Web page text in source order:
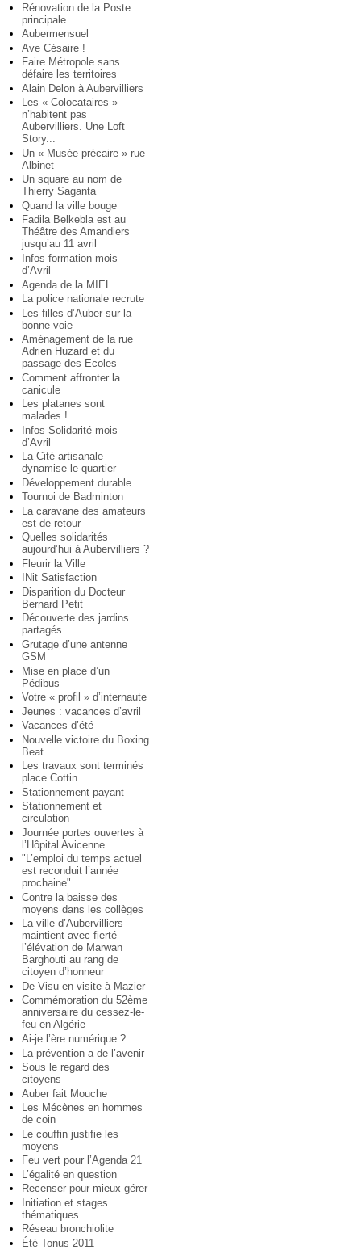
Rénovation de la Poste
principale
Aubermensuel
Ave Césaire !
Faire Métropole sans
défaire les territoires
Alain Delon à Aubervilliers
Les « Colocataires »
n’habitent pas
Aubervilliers. Une Loft
Story...
Un « Musée précaire » rue
Albinet
Un square au nom de
Thierry Saganta
Quand la ville bouge
Fadila Belkebla est au
Théâtre des Amandiers
jusqu’au 11 avril
Infos formation mois
d’Avril
Agenda de la MIEL
La police nationale recrute
Les filles d’Auber sur la
bonne voie
Aménagement de la rue
Adrien Huzard et du
passage des Ecoles
Comment affronter la
canicule
Les platanes sont
malades !
Infos Solidarité mois
d’Avril
La Cité artisanale
dynamise le quartier
Développement durable
Tournoi de Badminton
La caravane des amateurs
est de retour
Quelles solidarités
aujourd’hui à Aubervilliers ?
Fleurir la Ville
INit Satisfaction
Disparition du Docteur
Bernard Petit
Découverte des jardins
partagés
Grutage d’une antenne
GSM
Mise en place d’un
Pédibus
Votre « profil » d’internaute
Jeunes : vacances d’avril
Vacances d’été
Nouvelle victoire du Boxing
Beat
Les travaux sont terminés
place Cottin
Stationnement payant
Stationnement et
circulation
Journée portes ouvertes à
l’Hôpital Avicenne
"L’emploi du temps actuel
est reconduit l’année
prochaine"
Contre la baisse des
moyens dans les collèges
La ville d’Aubervilliers
maintient avec fierté
l’élévation de Marwan
Barghouti au rang de
citoyen d’honneur
De Visu en visite à Mazier
Commémoration du 52ème
anniversaire du cessez-le-
feu en Algérie
Ai-je l’ère numérique ?
La prévention a de l’avenir
Sous le regard des
citoyens
Auber fait Mouche
Les Mécènes en hommes
de coin
Le couffin justifie les
moyens
Feu vert pour l’Agenda 21
L’égalité en question
Recenser pour mieux gérer
Initiation et stages
thématiques
Réseau bronchiolite
Été Tonus 2011